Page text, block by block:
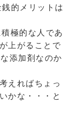
的メリットは
極的な人であ
上がることで
添加剤なのか
えればちょっ
かな・・・と